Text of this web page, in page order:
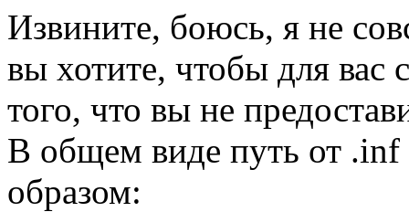
Извините, боюсь, я не
вы хотите, чтобы для вас
того, что вы не
В общем виде путь от
образом: